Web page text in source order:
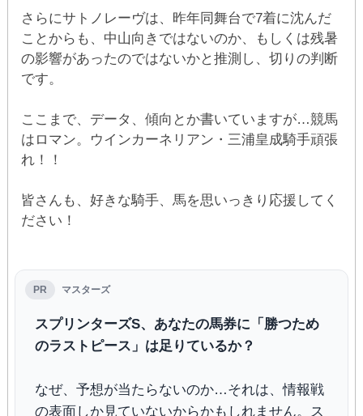
さらにサトノレーヴは、昨年同舞台で7着に沈んだ
ことからも、中山向きではないのか、もしくは残暑
の影響があったのではないかと推測し、切りの判断
です。
ここまで、データ、傾向とか書いていますが…競馬
はロマン。ウインカーネリアン・三浦皇成騎手頑張
れ！！
皆さんも、好きな騎手、馬を思いっきり応援してく
ださい！
PR マスターズ
スプリンターズS、あなたの馬券に「勝つため
のラストピース」は足りているか？
なぜ、予想が当たらないのか…それは、情報戦
の表面しか見ていないからかもしれません。ス